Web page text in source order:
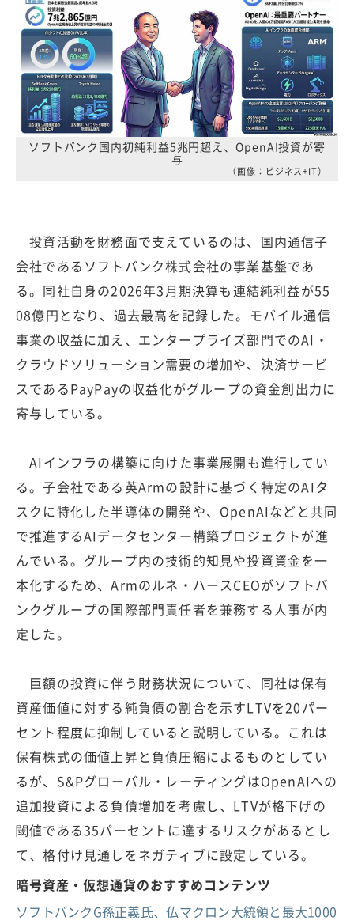
ソフトバンク国内初純利益5兆円超え、OpenAI投資が寄
与
（画像：ビジネス+IT）
投資活動を財務面で支えているのは、国内通信子
会社であるソフトバンク株式会社の事業基盤であ
る。同社自身の2026年3月期決算も連結純利益が55
08億円となり、過去最高を記録した。モバイル通信
事業の収益に加え、エンタープライズ部門でのAI・
クラウドソリューション需要の増加や、決済サービ
スであるPayPayの収益化がグループの資金創出力に
寄与している。
AIインフラの構築に向けた事業展開も進行してい
る。子会社である英Armの設計に基づく特定のAIタ
スクに特化した半導体の開発や、OpenAIなどと共同
で推進するAIデータセンター構築プロジェクトが進
んでいる。グループ内の技術的知見や投資資金を一
本化するため、Armのルネ・ハースCEOがソフトバ
ンクグループの国際部門責任者を兼務する人事が内
定した。
巨額の投資に伴う財務状況について、同社は保有
資産価値に対する純負債の割合を示すLTVを20パー
セント程度に抑制していると説明している。これは
保有株式の価値上昇と負債圧縮によるものとしてい
るが、S&Pグローバル・レーティングはOpenAIへの
追加投資による負債増加を考慮し、LTVが格下げの
閾値である35パーセントに達するリスクがあるとし
て、格付け見通しをネガティブに設定している。
暗号資産・仮想通貨のおすすめコンテンツ
ソフトバンクG孫正義氏、仏マクロン大統領と最大1000